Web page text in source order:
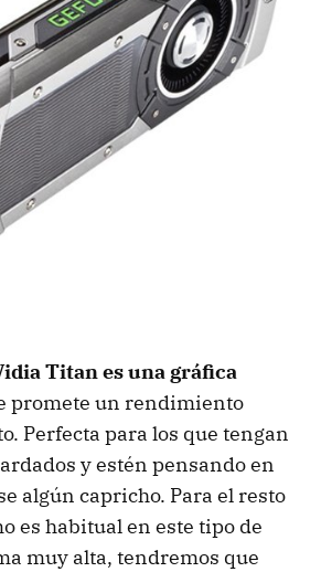
Titan es una gráfica
promete un rendimiento
Perfecta para los que tengan
y estén pensando en
algún capricho. Para el resto
es habitual en este tipo de
muy alta, tendremos que